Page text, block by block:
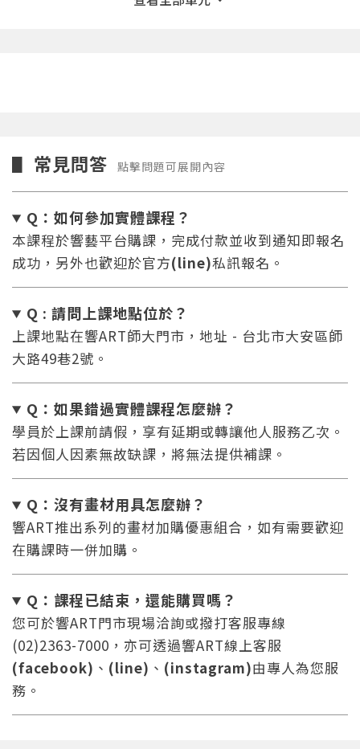
▋ 常見問答 點擊問題可展開內容
Q：如何參加實體課程？
本課程於響藝平台購課，完成付款並收到通知即報名
成功，另外也歡迎於官方(line)私訊報名。
Q : 請問上課地點位於？
上課地點在響ART師大門市，地址 - 台北市大安區師
大路49巷2號。
Q：如果錯過實體課程怎麼辦？
學員於上課前請假，享有延期或轉讓他人服務乙次。
若因個人因素無故缺課，將無法提供補課。
Q：沒有畫材用具怎麼辦？
響ART推出系列的畫材加購優惠組合，如有需要歡迎
在購課時一併加購。
Q：課程已結束，還能購買嗎？
您可於響ART門市現場洽詢或撥打客服專線
(02)2363-7000，亦可透過響ART線上客服
(facebook) 、 (line) 、 (instagram)由專人為您服
務。